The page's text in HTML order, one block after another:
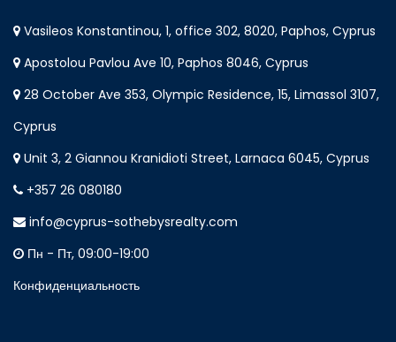
Vasileos Konstantinou, 1, office 302, 8020, Paphos, Cyprus
Apostolou Pavlou Ave 10, Paphos 8046, Cyprus
28 October Ave 353, Olympic Residence, 15, Limassol 3107,
Cyprus
Unit 3, 2 Giannou Kranidioti Street, Larnaca 6045, Cyprus
+357 26 080180
info@cyprus-sothebysrealty.com
Пн - Пт, 09:00-19:00
Конфиденциальность